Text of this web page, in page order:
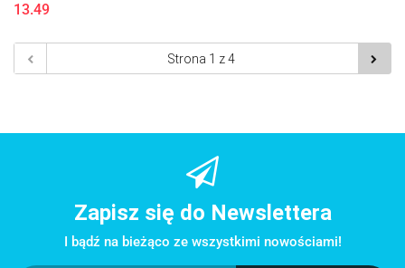
13.49
Zapisz się do Newslettera
I bądź na bieżąco ze wszystkimi nowościami!